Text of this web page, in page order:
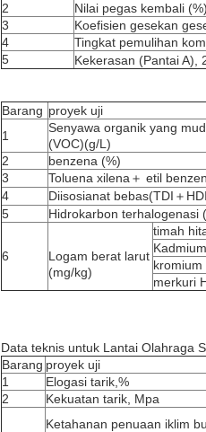
2
Nilai pegas kembali (%)
3
Koefisien gesekan
4
Tingkat pemulihan
5
Kekerasan (Pantai A),
Barang proyek uji
1
Senyawa organik yang
(VOC)(g/L)
2
benzena (%)
3
Toluena xilena＋ etil
4
Diisosianat bebas(TDI＋
5
Hidrokarbon terhalogenasi
6
Logam berat larut
(mg/kg)
timah
kromium
merkuri
Data teknis untuk Lantai Olahraga
Barang proyek uji
1
Elogasi tarik,%
2
Kekuatan tarik, Mpa
Ketahanan penuaan iklim